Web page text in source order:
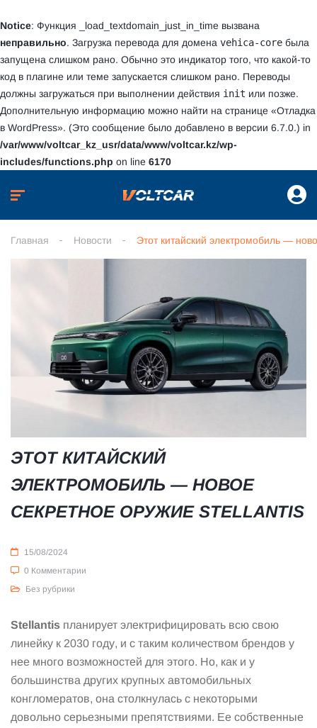
Notice: Функция _load_textdomain_just_in_time вызвана
неправильно. Загрузка перевода для домена vehica-core была
запущена слишком рано. Обычно это индикатор того, что какой-то
код в плагине или теме запускается слишком рано. Переводы
должны загружаться при выполнении действия init или позже.
Дополнительную информацию можно найти на странице «Отладка
в WordPress». (Это сообщение было добавлено в версии 6.7.0.) in
/var/www/voltcar_kz_usr/data/www/voltcar.kz/wp-
includes/functions.php on line 6170
Главная Новости Этот китайский электромобиль —
ЭТОТ КИТАЙСКИЙ
ЭЛЕКТРОМОБИЛЬ — НОВОЕ
СЕКРЕТНОЕ ОРУЖИЕ STELLANTIS
15/08/2024
0 Комментарии
Без рубрики
Stellantis планирует электрифицировать всю свою
линейку к 2030 году, и с таким количеством брендов у
нее много возможностей для этого. Но, как и у
большинства других крупных автомобильных
конгломератов, она столкнулась с некоторыми
довольно серьезными препятствиями. Ее собственные